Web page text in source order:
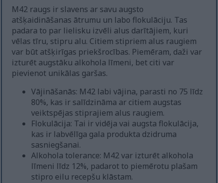
M42 raugs ir slavens ar savu augsto
atšķaidināšanas ātrumu un labo flokulāciju. Tas
padara to par lielisku izvēli alus darītājiem, kuri
vēlas tīru, stipru alu. Citiem stipriem alus raugiem
var būt atšķirīgas priekšrocības. Piemēram, daži var
izturēt augstāku alkohola līmeni, bet citi var
pievienot unikālas garšas.
Vājināšanās: M42 labi vājina, parasti no 75 līdz
80%, kas ir salīdzināma ar citiem augstas
veiktspējas stiprajiem alus raugiem.
Flokulācija: Tai ir vidēja vai augsta flokulācija,
kas ir labvēlīga gala produkta dzidruma
sasniegšanai.
Alkohola tolerance: M42 var izturēt alkohola
līmeni līdz 12%, padarot to piemērotu plašam
stipro eilu recepšu klāstam.